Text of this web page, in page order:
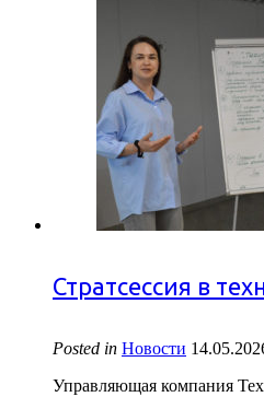
Стратсессия в
Posted in Новости
Управляющая компания